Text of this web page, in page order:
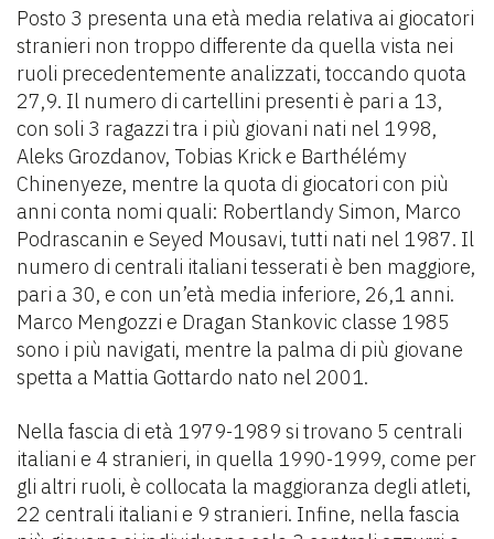
Posto 3 presenta una età media relativa ai giocatori
stranieri non troppo differente da quella vista nei
ruoli precedentemente analizzati, toccando quota
27,9. Il numero di cartellini presenti è pari a 13,
con soli 3 ragazzi tra i più giovani nati nel 1998,
Aleks Grozdanov, Tobias Krick e Barthélémy
Chinenyeze, mentre la quota di giocatori con più
anni conta nomi quali: Robertlandy Simon, Marco
Podrascanin e Seyed Mousavi, tutti nati nel 1987. Il
numero di centrali italiani tesserati è ben maggiore,
pari a 30, e con un’età media inferiore, 26,1 anni.
Marco Mengozzi e Dragan Stankovic classe 1985
sono i più navigati, mentre la palma di più giovane
spetta a Mattia Gottardo nato nel 2001.
Nella fascia di età 1979-1989 si trovano 5 centrali
italiani e 4 stranieri, in quella 1990-1999, come per
gli altri ruoli, è collocata la maggioranza degli atleti,
22 centrali italiani e 9 stranieri. Infine, nella fascia